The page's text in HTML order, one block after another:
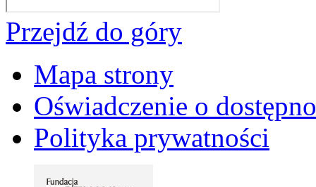
Przejdź do góry
Mapa strony
Oświadczenie o
Polityka prywatności